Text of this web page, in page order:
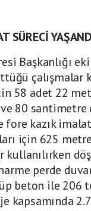
SÜRECİ
Başkanlığı
çalışmalar
58 adet 22
80 santimetre
kazık
için 625
perde
beton ile 206
kapsamında